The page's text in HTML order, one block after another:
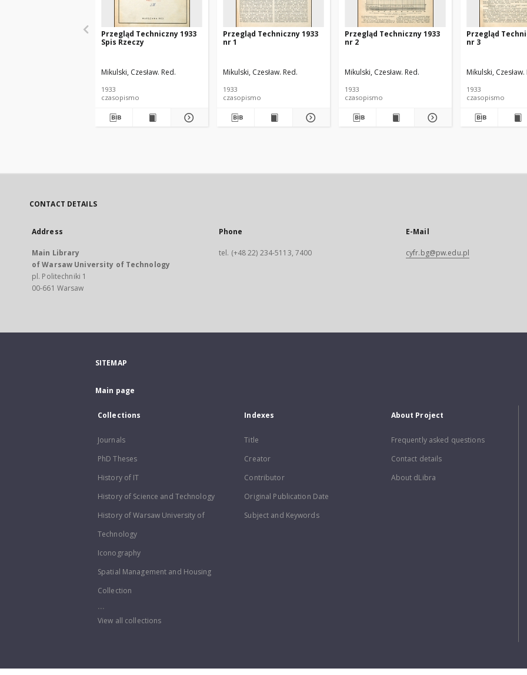
Przegląd Techniczny 1933
Spis Rzeczy
Mikulski, Czesław. Red.
1933
czasopismo
Przegląd Techniczny 1933
nr 1
Mikulski, Czesław. Red.
1933
czasopismo
Przegląd Techniczny 1933
nr 2
Mikulski, Czesław. Red.
1933
czasopismo
Przegląd
nr 3
Mikulski, Czesław.
1933
czasopismo
CONTACT DETAILS
Address
Main Library
of Warsaw University of Technology
pl. Politechniki 1
00-661 Warsaw
Phone
tel. (+48 22) 234-5113, 7400
E-Mail
cyfr.bg@pw.edu.pl
SITEMAP
Main page
Collections
Journals
PhD Theses
History of IT
History of Science and Technology
History of Warsaw University of
Technology
Iconography
Spatial Management and Housing
Collection
...
View all collections
Indexes
Title
Creator
Contributor
Original Publication Date
Subject and Keywords
About Project
Frequently asked questions
Contact details
About dLibra